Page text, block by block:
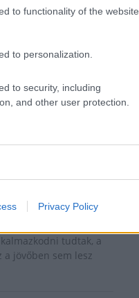
to functionality of the website
to personalization.
to security, including
and other user protection.
Privacy Policy
tudtak, a
a jövőben sem lesz